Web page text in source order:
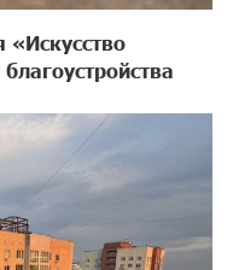
«Искусство